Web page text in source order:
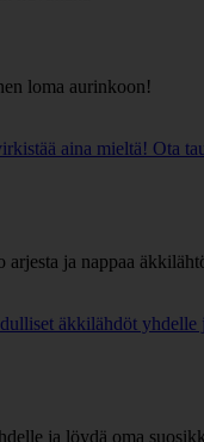
loma aurinkoon!
aina mieltä! Ota
ja nappaa
äkkilähdöt
ja löydä oma